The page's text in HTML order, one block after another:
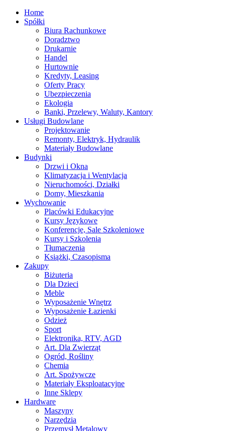
Home
Spółki
Biura Rachunkowe
Doradztwo
Drukarnie
Handel
Hurtownie
Kredyty, Leasing
Oferty Pracy
Ubezpieczenia
Ekologia
Banki, Przelewy, Waluty, Kantory
Usługi Budowlane
Projektowanie
Remonty, Elektryk, Hydraulik
Materiały Budowlane
Budynki
Drzwi i Okna
Klimatyzacja i Wentylacja
Nieruchomości, Działki
Domy, Mieszkania
Wychowanie
Placówki Edukacyjne
Kursy Językowe
Konferencje, Sale Szkoleniowe
Kursy i Szkolenia
Tłumaczenia
Książki, Czasopisma
Zakupy
Biżuteria
Dla Dzieci
Meble
Wyposażenie Wnętrz
Wyposażenie Łazienki
Odzież
Sport
Elektronika, RTV, AGD
Art. Dla Zwierząt
Ogród, Rośliny
Chemia
Art. Spożywcze
Materiały Eksploatacyjne
Inne Sklepy
Hardware
Maszyny
Narzędzia
Przemysł Metalowy